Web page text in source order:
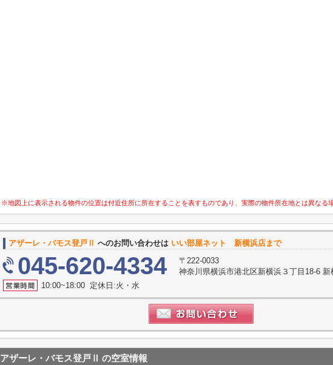
※地図上に表示される物件の位置は付近住所に所在することを表すものであり、実際の物件所在地とは異なる
アザーレ・バモス登戸Ⅱ へのお問い合わせは いい部屋ネット 新横浜店まで
045-620-4334
〒222-0033
神奈川県横浜市港北区新横浜３丁目18-6
10:00~18:00 定休日:火・水
アザーレ・バモス登戸Ⅱ の空室情報